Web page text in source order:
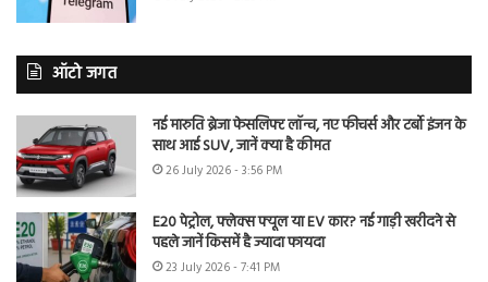
ऑटो जगत
नई मारुति ब्रेजा फेसलिफ्ट लॉन्च, नए फीचर्स और टर्बो इंजन के
साथ आई SUV, जानें क्या है कीमत
26 July 2026 - 3:56 PM
E20 पेट्रोल, फ्लेक्स फ्यूल या EV कार? नई गाड़ी खरीदने से
पहले जानें किसमें है ज्यादा फायदा
23 July 2026 - 7:41 PM